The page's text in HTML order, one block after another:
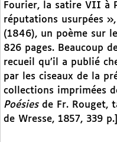
Fourier, la satire VII à
réputations usurpées
(1846), un poème sur
826 pages. Beaucoup
recueil qu’il a publié
par les ciseaux de la
collections imprimées
Poésiesde Fr. Rouget,
de Wresse, 1857, 339